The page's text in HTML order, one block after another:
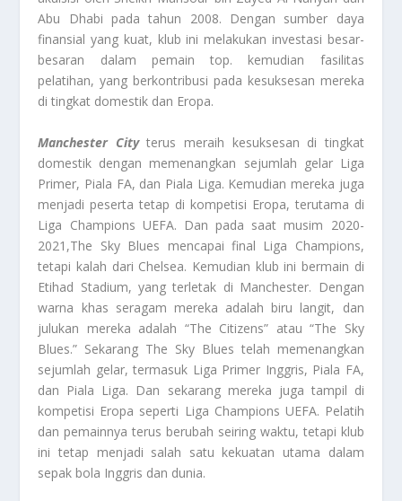
Abu Dhabi pada tahun 2008. Dengan sumber daya
finansial yang kuat, klub ini melakukan investasi besar-
besaran dalam pemain top. kemudian fasilitas
pelatihan, yang berkontribusi pada kesuksesan mereka
di tingkat domestik dan Eropa.
Manchester Cityterus meraih kesuksesan di tingkat
domestik dengan memenangkan sejumlah gelar Liga
Primer, Piala FA, dan Piala Liga. Kemudian mereka juga
menjadi peserta tetap di kompetisi Eropa, terutama di
Liga Champions UEFA. Dan pada saat musim 2020-
2021,The Sky Blues mencapai final Liga Champions,
tetapi kalah dari Chelsea. Kemudian klub ini bermain di
Etihad Stadium, yang terletak di Manchester. Dengan
warna khas seragam mereka adalah biru langit, dan
julukan mereka adalah “The Citizens” atau “The Sky
Blues.” Sekarang The Sky Blues telah memenangkan
sejumlah gelar, termasuk Liga Primer Inggris, Piala FA,
dan Piala Liga. Dan sekarang mereka juga tampil di
kompetisi Eropa seperti Liga Champions UEFA. Pelatih
dan pemainnya terus berubah seiring waktu, tetapi klub
ini tetap menjadi salah satu kekuatan utama dalam
sepak bola Inggris dan dunia.